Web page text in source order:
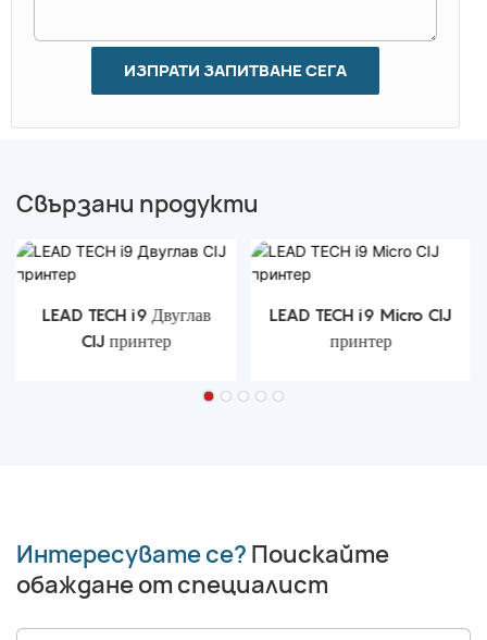
ИЗПРАТИ ЗАПИТВАНЕ СЕГА
Свързани продукти
LEAD TECH i9 Двуглав
CIJ принтер
LEAD TECH i9 Micro CIJ
принтер
Интересувате се? Поискайте
обаждане от специалист